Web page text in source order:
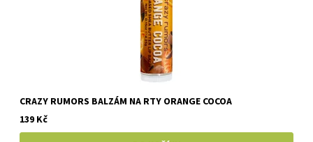
CRAZY RUMORS BALZÁM NA RTY ORANGE COCOA
139 Kč